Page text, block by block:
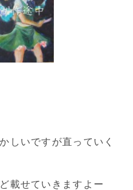
しいですが直っていく
載せていきますよー